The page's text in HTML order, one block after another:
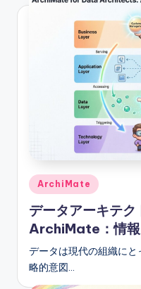
a
it
a
n
Posted
in
ArchiMate
データアーキテク
ArchiMate：情報
データは現代の組織に
略的意図…